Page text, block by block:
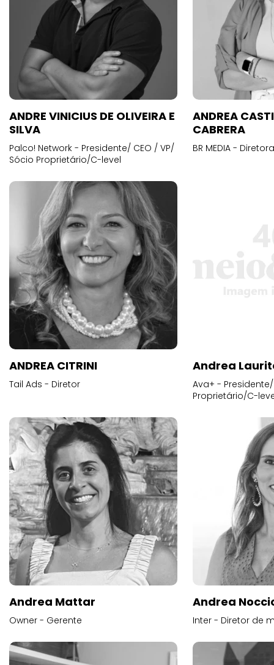
ANDRE VINICIUS DE OLIVEIRA E
SILVA
Palco! Network - Presidente/ CEO / VP/
Sócio Proprietário/C-level
ANDREA
CABRERA
BR MEDIA -
ANDREA CITRINI
Tail Ads - Diretor
Andrea
Ava+ -
Proprietário/C-
Andrea Mattar
Owner - Gerente
Andrea
Inter - Diretor de